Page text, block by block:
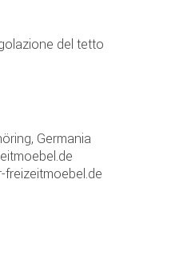
del tetto
Germania
freizeitmoebel.de